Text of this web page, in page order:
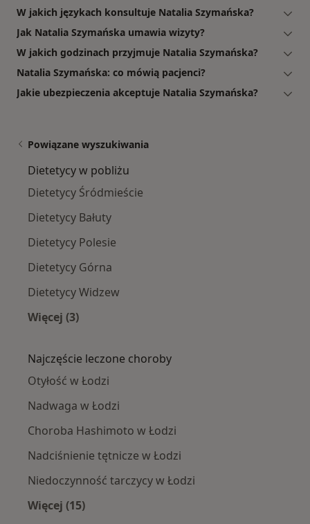
W jakich językach konsultuje Natalia Szymańska?
Jak Natalia Szymańska umawia wizyty?
W jakich godzinach przyjmuje Natalia Szymańska?
Natalia Szymańska: co mówią pacjenci?
Jakie ubezpieczenia akceptuje Natalia Szymańska?
Powiązane wyszukiwania
Dietetycy w pobliżu
Dietetycy Śródmieście
Dietetycy Bałuty
Dietetycy Polesie
Dietetycy Górna
Dietetycy Widzew
Więcej (3)
Najczęście leczone choroby
Otyłość w Łodzi
Nadwaga w Łodzi
Choroba Hashimoto w Łodzi
Nadciśnienie tętnicze w Łodzi
Niedoczynność tarczycy w Łodzi
Więcej (15)